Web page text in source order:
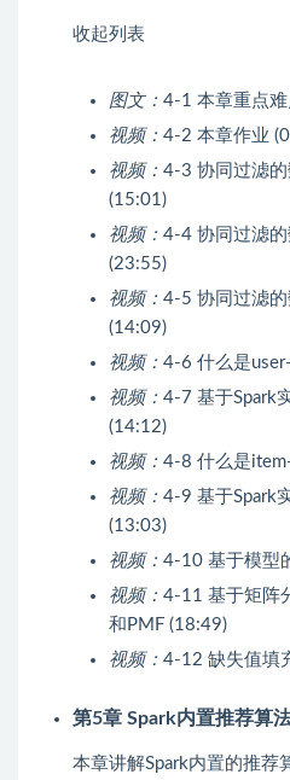
收起列表
图文： 4-1 本章重点难
视频： 4-2 本章作业
视频： 4-3 协同过滤
(15:01)
视频： 4-4 协同过滤
(23:55)
视频： 4-5 协同过滤
(14:09)
视频： 4-6 什么是
视频： 4-7 基于Spark
(14:12)
视频： 4-8 什么是
视频： 4-9 基于Spark
(13:03)
视频： 4-10 基于模型
视频： 4-11 基于矩阵
和PMF (18:49)
视频： 4-12 缺失值填
第5章 Spark内置推荐算
本章讲解Spark内置的推荐